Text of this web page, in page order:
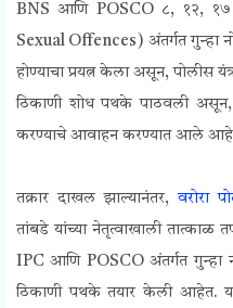
BNS आणि POSCO ८, १२,
Sexual Offences) अंतर्गत गुन्हा
होण्याचा प्रयत्न केला असून, पोलीस
ठिकाणी शोध पथके पाठवली असून,
करण्याचे आवाहन करण्यात आले
तक्रार दाखल झाल्यानंतर, वरोरा
तांबडे यांच्या नेतृत्वाखाली
IPC आणि POSCO अंतर्गत गुन्हा
ठिकाणी पथके तयार केली आहेत. या